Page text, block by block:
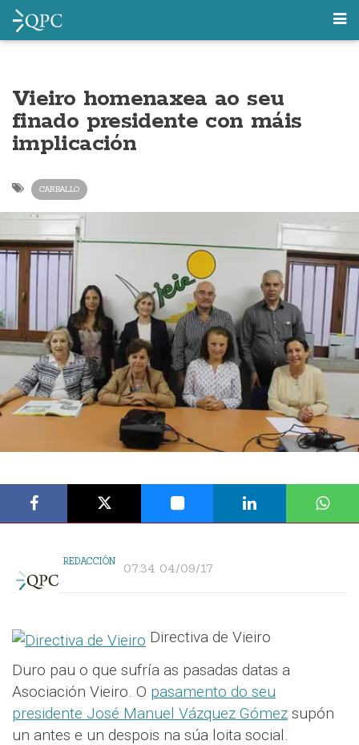
Vieiro homenaxea ao seu
finado presidente con máis
implicación
CARBALLO
REDACCIÓN 07:34 04/09/17
Directiva de Vieiro
Duro pau o que sufría as pasadas datas a
Asociación Vieiro. O pasamento do seu
presidente José Manuel Vázquez Gómez supón
un antes e un despois na súa loita social.